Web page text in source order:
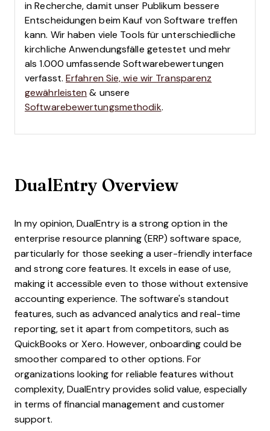
in Recherche, damit unser Publikum bessere
Entscheidungen beim Kauf von Software treffen
kann. Wir haben viele Tools für unterschiedliche
kirchliche Anwendungsfälle getestet und mehr
als 1.000 umfassende Softwarebewertungen
verfasst. Erfahren Sie, wie wir Transparenz
gewährleisten & unsere
Softwarebewertungsmethodik.
DualEntry Overview
In my opinion, DualEntry is a strong option in the
enterprise resource planning (ERP) software space,
particularly for those seeking a user-friendly interface
and strong core features. It excels in ease of use,
making it accessible even to those without extensive
accounting experience. The software's standout
features, such as advanced analytics and real-time
reporting, set it apart from competitors, such as
QuickBooks or Xero. However, onboarding could be
smoother compared to other options. For
organizations looking for reliable features without
complexity, DualEntry provides solid value, especially
in terms of financial management and customer
support.